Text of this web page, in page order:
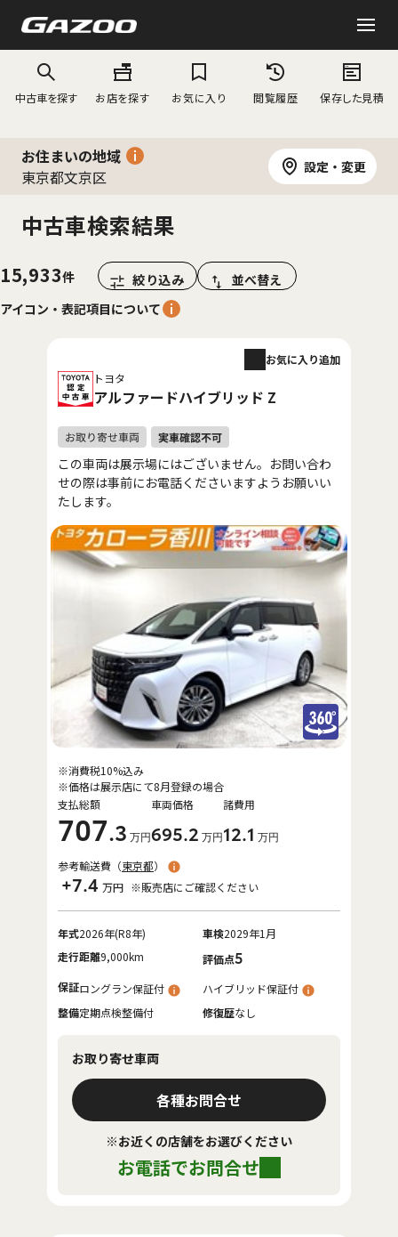
中古車を探す お店を探す お気に入り 閲覧履歴 保存した見積
お住まいの地域
東京都文京区
設定・変更
中古車検索結果
15,933 絞り込み
並べ替え
アイコン・表記項目について
トヨタ
アルファードハイブリッド Z
お気に入り追加
この車両は展示場にはございません。お問い合わ
せの際は事前にお電話くださいますようお願いい
たします。
支払総額
707.3 万円
車両価格
695.2 万円
諸費用
12.1 万円
※消費税10%込み
※価格は展示店にて8月登録の場合
参考輸送費（東京都）
+7.4 万円 ※販売店にご確認ください
年式2026年(R8年) 車検2029年1月
走行距離9,000km 評価点5
保証ロングラン保証付
ハイブリッド保証付
整備定期点検整備付 修復歴なし
お取り寄せ車両
各種お問合せ
※お近くの店舗をお選びください
お電話でお問合せ